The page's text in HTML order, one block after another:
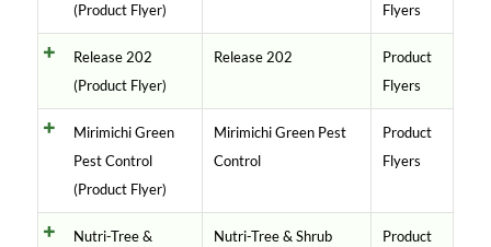
(Product Flyer)
Flyers
Release 202
(Product Flyer)
Release 202
Product
Flyers
Mirimichi Green
Pest Control
(Product Flyer)
Mirimichi Green Pest
Control
Product
Flyers
Nutri-Tree &
Nutri-Tree & Shrub
Product